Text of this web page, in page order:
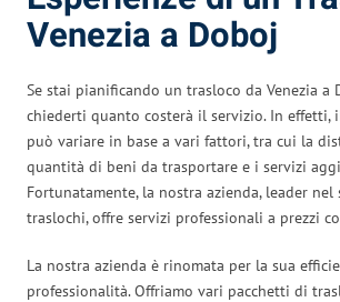
Venezia a Doboj
Se stai pianificando un trasloco da Venezia a
chiederti quanto costerà il servizio. In effetti,
può variare in base a vari fattori, tra cui la
quantità di beni da trasportare e i servizi
Fortunatamente, la nostra azienda, leader nel
traslochi, offre servizi professionali a prezzi
La nostra azienda è rinomata per la sua
professionalità. Offriamo vari pacchetti di